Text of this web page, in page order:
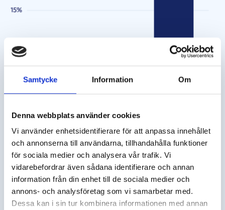
Samtycke Information Om
Denna webbplats använder cookies
Vi använder enhetsidentifierare för att anpassa innehållet
och annonserna till användarna, tillhandahålla funktioner
för sociala medier och analysera vår trafik. Vi
vidarebefordrar även sådana identifierare och annan
information från din enhet till de sociala medier och
annons- och analysföretag som vi samarbetar med.
Dessa kan i sin tur kombinera informationen med annan